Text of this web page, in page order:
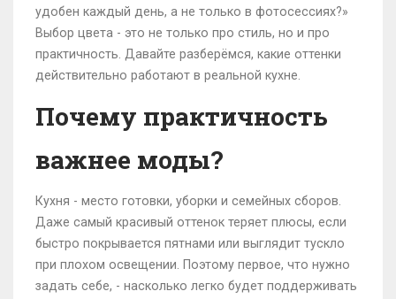
удобен каждый день, а не только в фотосессиях?»
Выбор цвета - это не только про стиль, но и про
практичность. Давайте разберёмся, какие оттенки
действительно работают в реальной кухне.
Почему практичность
важнее моды?
Кухня - место готовки, уборки и семейных сборов.
Даже самый красивый оттенок теряет плюсы, если
быстро покрывается пятнами или выглядит тускло
при плохом освещении. Поэтому первое, что нужно
задать себе, - насколько легко будет поддерживать